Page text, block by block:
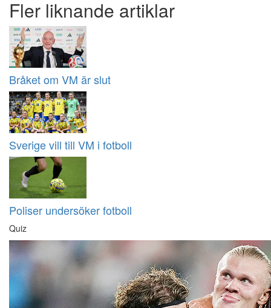
Fler liknande artiklar
Bråket om VM är slut
Sverige vill till VM i fotboll
Poliser undersöker fotboll
Quiz